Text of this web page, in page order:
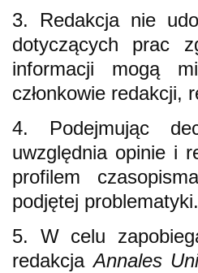
3. Redakcja nie
dotyczących prac
informacji mogą
członkowie redakcji,
4. Podejmując
uwzględnia opinie i
profilem
podjętej problematyki.
5. W celu
redakcjaAnnales